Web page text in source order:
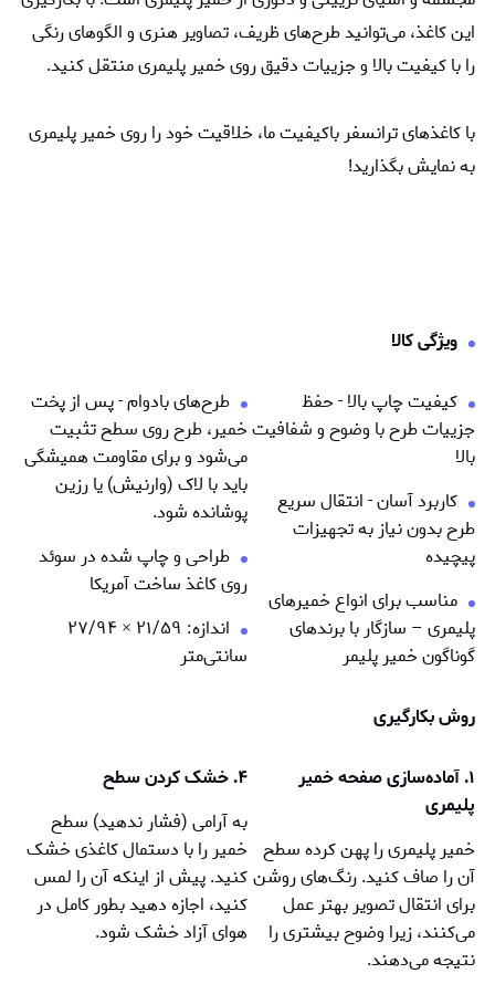
این کاغذ، می‌توانید طرح‌های ظریف، تصاویر هنری و الگوهای رنگی
را با کیفیت بالا و جزییات دقیق روی خمیر پلیمری منتقل کنید.
با کاغذهای ترانسفر باکیفیت ما، خلاقیت خود را روی خمیر پلیمری
به نمایش بگذارید!
ویژگی کالا
کیفیت چاپ بالا - حفظ
جزییات طرح با وضوح و شفافیت
بالا
کاربرد آسان - انتقال سریع
طرح بدون نیاز به تجهیزات
پیچیده
مناسب برای انواع خمیرهای
پلیمری – سازگار با برندهای
گوناگون خمیر پلیمر
طرح‌های بادوام - پس از پخت
خمیر، طرح روی سطح تثبیت
می‌شود و برای مقاومت همیشگی
باید با لاک (وارنیش) یا رزین
پوشانده شود.
طراحی و چاپ شده در سوئد
روی کاغذ ساخت آمریکا
اندازه: ۲۱/۵۹
× ۲۷/۹۴
سانتی‌متر
روش بکارگیری
۱. آماده‌سازی صفحه خمیر
پلیمری
خمیر پلیمری را پهن کرده سطح
آن را صاف کنید. رنگ‌های روشن
برای انتقال تصویر بهتر عمل
می‌کنند، زیرا وضوح بیشتری را
نتیجه می‌دهند.
۴. خشک کردن سطح
به آرامی (فشار ندهید) سطح
خمیر را با دستمال کاغذی خشک
کنید. پیش از اینکه آن را لمس
کنید، اجازه دهید بطور کامل در
هوای آزاد خشک شود.